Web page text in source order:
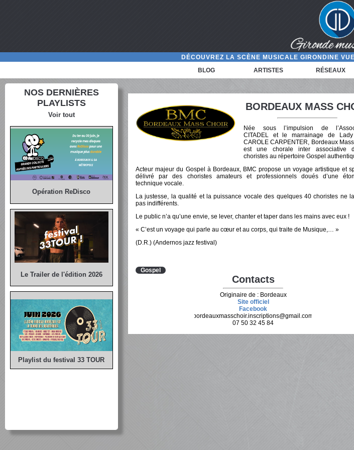
DÉCOUVREZ LA SCÈNE MUSICALE GIRONDINE
BLOG
ARTISTES RÉSEAUX
NOS DERNIÈRES
PLAYLISTS
Voir tout
Opération ReDisco
Le Trailer de l'édition 2026
Playlist du festival 33 TOUR
BORDEAUX MASS
Née sous l’impulsion de
CITADEL et le marrainage de
CAROLE CARPENTER, Bordeaux
est une chorale inter associative
choristes au répertoire Gospel
Acteur majeur du Gospel à Bordeaux, BMC propose un voyage artistique et
délivré par des choristes amateurs et professionnels doués d’une
technique vocale.
La justesse, la qualité et la puissance vocale des quelques 40 choristes ne
pas indifférents.
Le public n’a qu’une envie, se lever, chanter et taper dans les mains avec eux !
« C’est un voyage qui parle au cœur et au corps, qui traite de Musique,… »
(D.R.) (Andernos jazz festival)
Gospel
Contacts
Originaire de : Bordeaux
Site officiel
Facebook
bordeauxmasschoir.inscriptions@gmail.com
07 50 32 45 84